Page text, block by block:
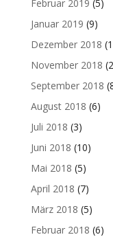
Februar 2019 (5)
Januar 2019 (9)
Dezember 2018
November 2018
September 2018
August 2018 (6)
Juli 2018 (3)
Juni 2018 (10)
Mai 2018 (5)
April 2018 (7)
März 2018 (5)
Februar 2018 (6)